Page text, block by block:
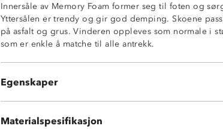
Innersåle av Memory Foam former seg til foten og
Yttersålen er trendy og gir god demping. Skoene
på asfalt og grus. Vinderen oppleves som normale i
som er enkle å matche til alle antrekk.
Egenskaper
Uttakbar Memory Foam-innersåle
Materialspesifikasjon
Tåler ikke maskinvask